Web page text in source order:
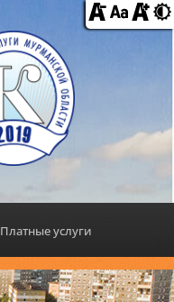
Платные услуги